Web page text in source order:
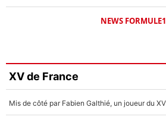
NEWS FORMULE1
XV de France